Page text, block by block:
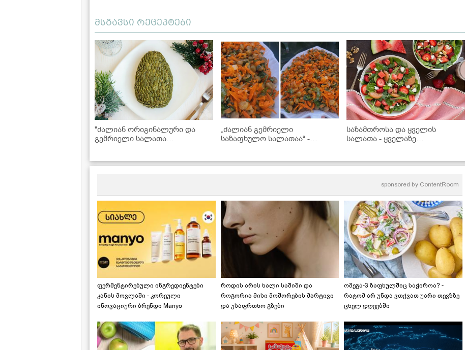
მსგავსი რეცეპტები
"ძალიან ორიგინალური და
გემრიელი სალათა
„ძალიან გემრიელი
საზაფხულო სალათაა“ -
საზამთროსა და ყველის
სალათა - ყველაზე
sponsored by ContentRoom
ფერმენტირებული ინგრედიენტები
კანის მოვლაში - კორეული
ინოვაციური ბრენდი Manyo
როდის არის ხალი საშიში და
როგორია მისი მოშორების მარტივი
და უსაფრთხო გზები
ომეგა-3 ზაფხულშიც საჭიროა? -
რატომ არ უნდა ვთქვათ უარი თევზზე
ცხელ დღეებში